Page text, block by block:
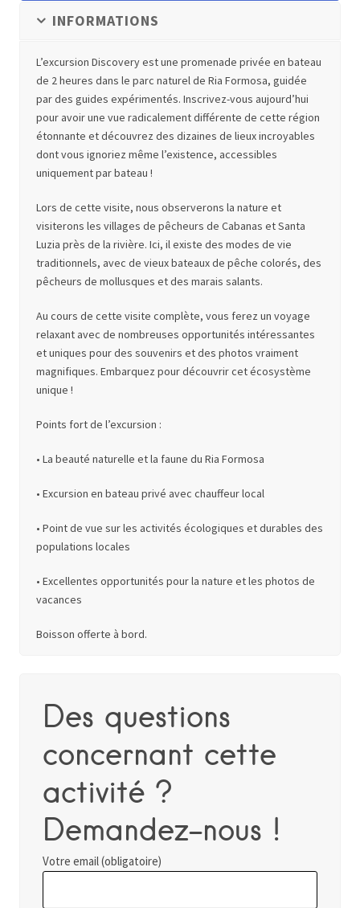
INFORMATIONS
L’excursion Discovery est une promenade privée en bateau
de 2 heures dans le parc naturel de Ria Formosa, guidée
par des guides expérimentés. Inscrivez-vous aujourd’hui
pour avoir une vue radicalement différente de cette région
étonnante et découvrez des dizaines de lieux incroyables
dont vous ignoriez même l’existence, accessibles
uniquement par bateau !
Lors de cette visite, nous observerons la nature et
visiterons les villages de pêcheurs de Cabanas et Santa
Luzia près de la rivière. Ici, il existe des modes de vie
traditionnels, avec de vieux bateaux de pêche colorés, des
pêcheurs de mollusques et des marais salants.
Au cours de cette visite complète, vous ferez un voyage
relaxant avec de nombreuses opportunités intéressantes
et uniques pour des souvenirs et des photos vraiment
magnifiques. Embarquez pour découvrir cet écosystème
unique !
Points fort de l’excursion :
• La beauté naturelle et la faune du Ria Formosa
• Excursion en bateau privé avec chauffeur local
• Point de vue sur les activités écologiques et durables des
populations locales
• Excellentes opportunités pour la nature et les photos de
vacances
Boisson offerte à bord.
Des questions
concernant cette
activité ?
Demandez-nous !
Votre email (obligatoire)